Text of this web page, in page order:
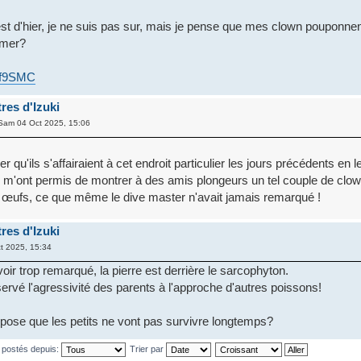
d'hier, je ne suis pas sur, mais je pense que mes clown
d'Izuki
04 Oct 2025, 15:06
qu'ils s'affairaient à cet endroit particulier les jours précédents en
permis de montrer à des amis plongeurs un tel couple de
ce que même le dive master n'avait jamais remarqué !
d'Izuki
2025, 15:34
trop remarqué, la pierre est derrière le sarcophyton.
l'agressivité des parents à l'approche d'autres poissons!
que les petits ne vont pas survivre longtemps?
depuis: Trier par